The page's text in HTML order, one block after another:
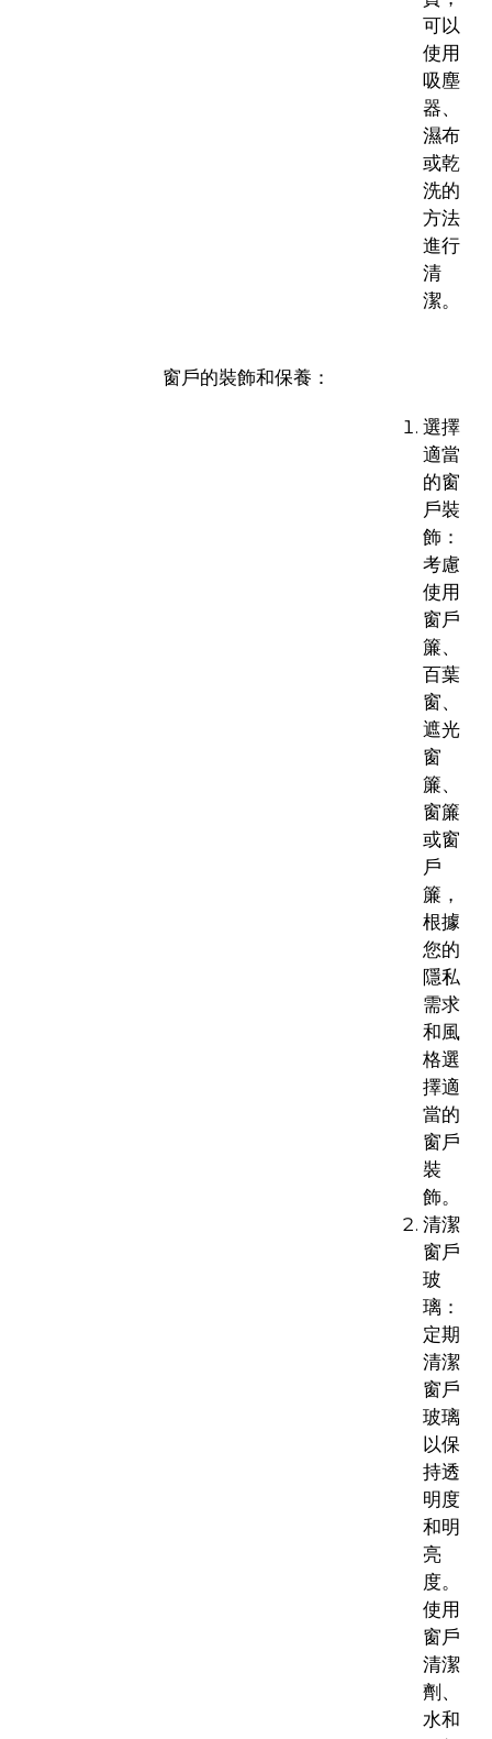
可以
使用
吸塵
器、
濕布
或乾
洗的
方法
進行
清
潔。
窗戶的裝飾和保養：
選擇
適當
的窗
戶裝
飾：
考慮
使用
窗戶
簾、
百葉
窗、
遮光
窗
簾、
窗簾
或窗
戶
簾，
根據
您的
隱私
需求
和風
格選
擇適
當的
窗戶
裝
飾。
清潔
窗戶
玻
璃：
定期
清潔
窗戶
玻璃
以保
持透
明度
和明
亮
度。
使用
窗戶
清潔
劑、
水和